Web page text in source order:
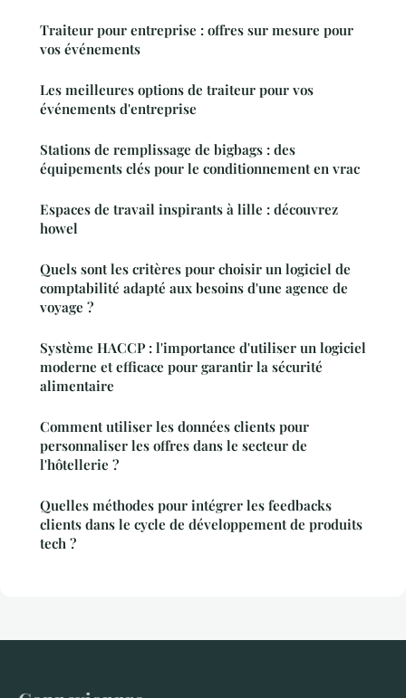
Traiteur pour entreprise : offres sur mesure pour
vos événements
Les meilleures options de traiteur pour vos
événements d'entreprise
Stations de remplissage de bigbags : des
équipements clés pour le conditionnement en vrac
Espaces de travail inspirants à lille : découvrez
howel
Quels sont les critères pour choisir un logiciel de
comptabilité adapté aux besoins d'une agence de
voyage ?
Système HACCP : l'importance d'utiliser un logiciel
moderne et efficace pour garantir la sécurité
alimentaire
Comment utiliser les données clients pour
personnaliser les offres dans le secteur de
l'hôtellerie ?
Quelles méthodes pour intégrer les feedbacks
clients dans le cycle de développement de produits
tech ?